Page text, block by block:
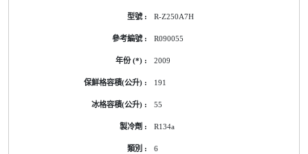
R-Z250A7H
R090055
2009
191
55
R134a
6